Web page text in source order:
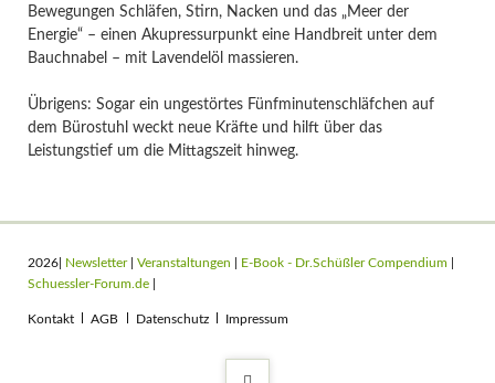
Bewegungen Schläfen, Stirn, Nacken und das „Meer der
Energie“ – einen Akupressurpunkt eine Handbreit unter dem
Bauchnabel – mit Lavendelöl massieren.
Übrigens: Sogar ein ungestörtes Fünfminutenschläfchen auf
dem Bürostuhl weckt neue Kräfte und hilft über das
Leistungstief um die Mittagszeit hinweg.
2026| Newsletter| Veranstaltungen E-Book - Dr.Schüßler Compendium|
Schuessler-Forum.de|
Navigation
Kontakt AGB Datenschutz Impressum